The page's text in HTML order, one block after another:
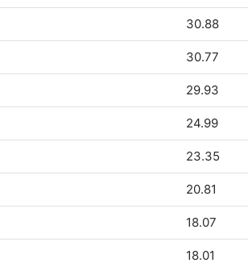
30.88
30.77
29.93
24.99
23.35
20.81
18.07
18.01